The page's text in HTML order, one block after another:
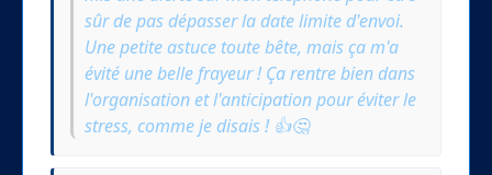
sûr de pas dépasser la date limite d'envoi.
Une petite astuce toute bête, mais ça m'a
évité une belle frayeur ! Ça rentre bien dans
l'organisation et l'anticipation pour éviter le
stress, comme je disais ! 👍🤔